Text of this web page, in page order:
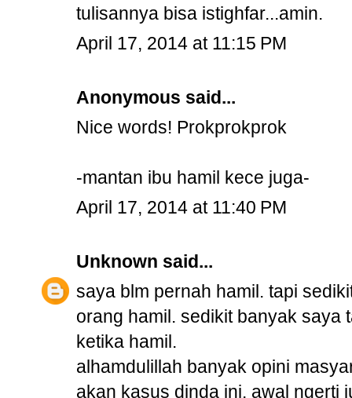
tulisannya bisa istighfar...amin.
April 17, 2014 at 11:15 PM
Anonymous said...
Nice words! Prokprokprok
-mantan ibu hamil kece juga-
April 17, 2014 at 11:40 PM
Unknown said...
saya blm pernah hamil. tapi
orang hamil. sedikit banyak saya
ketika hamil.
alhamdulillah banyak opini
akan kasus dinda ini. awal ngerti